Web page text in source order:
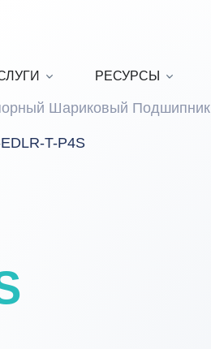
РЕСУРСЫ
Шариковый Подшипник
T-P4S